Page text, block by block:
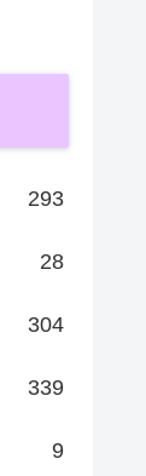
293
28
304
339
9